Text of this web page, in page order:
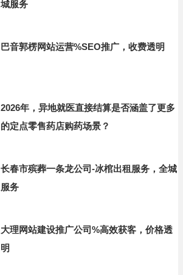
城服务
巴音郭楞网站运营%SEO推广，收费透明
2026年，异地就医直接结算是否涵盖了更多
的定点零售药店购药场景？
长春市殡葬一条龙公司-冰棺出租服务，全城
服务
大理网站建设推广公司%高效获客，价格透
明